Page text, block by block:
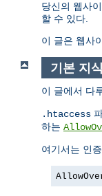
당신의 웹사
할 수 있다.
이 글은 웹사
기본 지식
이 글에서 다
.htaccess
하는
여기서는 인